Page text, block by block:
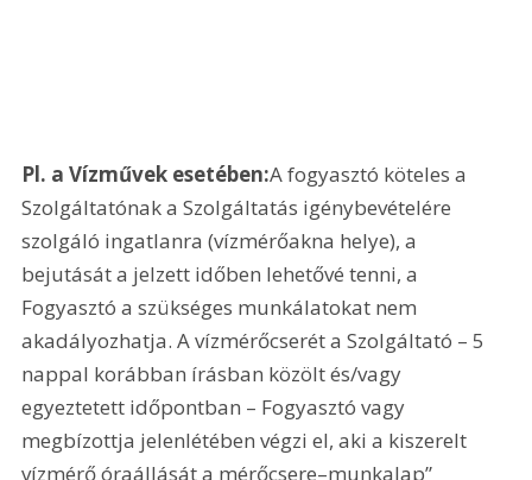
Pl. a Vízművek esetében:A fogyasztó köteles a
Szolgáltatónak a Szolgáltatás igénybevételére
szolgáló ingatlanra (vízmérőakna helye), a
bejutását a jelzett időben lehetővé tenni, a
Fogyasztó a szükséges munkálatokat nem
akadályozhatja. A vízmérőcserét a Szolgáltató – 5
nappal korábban írásban közölt és/vagy
egyeztetett időpontban – Fogyasztó vagy
megbízottja jelenlétében végzi el, aki a kiszerelt
vízmérő óraállását a mérőcsere–munkalap”